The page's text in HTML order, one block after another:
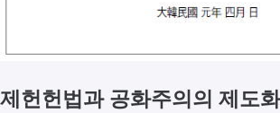
제헌헌법과 공화주의의 제도화